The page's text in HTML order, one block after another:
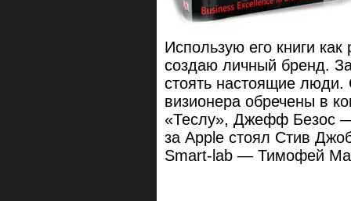
Использую его книги
создаю личный бренд.
стоять настоящие
визионера обречены в
«Теслу», Джефф Безос
за Apple стоял Стив
Smart-lab — Тимофей